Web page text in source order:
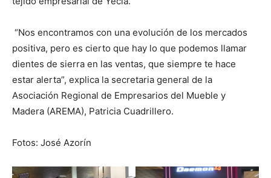
“Nos encontramos con una evolución de los mercados
positiva, pero es cierto que hay lo que podemos llamar
dientes de sierra en las ventas, que siempre te hace
estar alerta”, explica la secretaria general de la
Asociación Regional de Empresarios del Mueble y
Madera (AREMA), Patricia Cuadrillero.
Fotos: José Azorín